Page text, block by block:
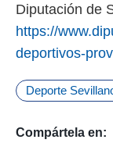
Diputación de
https://
deportivos-
Deporte
Compártela en: